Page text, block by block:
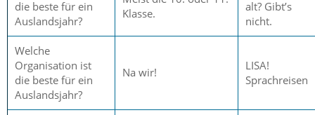
die beste für ein
Auslandsjahr?
Klasse.
alt? Gibt’s
nicht.
Welche
Organisation ist
die beste für ein
Auslandsjahr?
Na wir!
LISA!
Sprachreisen